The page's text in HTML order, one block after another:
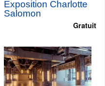
Exposition Charlotte
Salomon
Gratuit